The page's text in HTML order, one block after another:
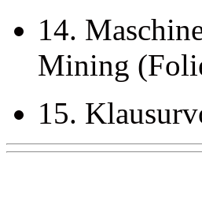
14.
Mining
15.